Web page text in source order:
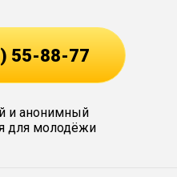
55-88-77
и анонимный
для молодёжи